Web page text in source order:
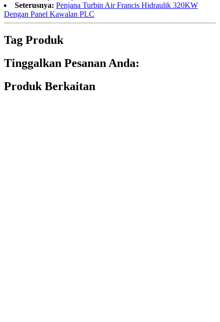
Seterusnya: Penjana Turbin Air Francis Hidraulik 320KW
Dengan Panel Kawalan PLC
Tag Produk
Tinggalkan Pesanan Anda:
Produk Berkaitan